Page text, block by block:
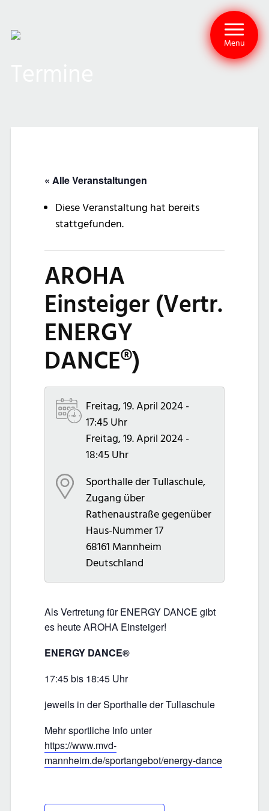
Menu
« Alle Veranstaltungen
Diese Veranstaltung hat bereits
stattgefunden.
AROHA
Einsteiger (Vertr.
ENERGY
DANCE®)
Freitag, 19. April 2024 -
17:45 Uhr
Freitag, 19. April 2024 -
18:45 Uhr
Sporthalle der Tullaschule,
Zugang über
Rathenaustraße gegenüber
Haus-Nummer 17
68161 Mannheim
Deutschland
Als Vertretung für ENERGY DANCE gibt
es heute AROHA Einsteiger!
ENERGY DANCE®
17:45 bis 18:45 Uhr
jeweils in der Sporthalle der Tullaschule
Mehr sportliche Info unter
https://www.mvd-
mannheim.de/sportangebot/energy-dance